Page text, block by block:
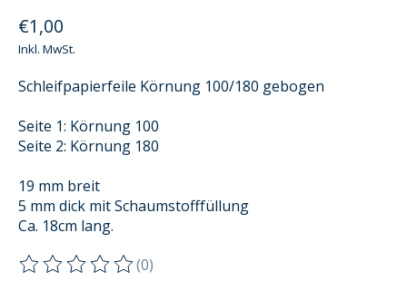
€1,00
Inkl. MwSt.
Schleifpapierfeile Körnung 100/180 gebogen
Seite 1: Körnung 100
Seite 2: Körnung 180
19 mm breit
5 mm dick mit Schaumstofffüllung
Ca. 18cm lang.
Die Bewertung dieses Produkts ist
(0)